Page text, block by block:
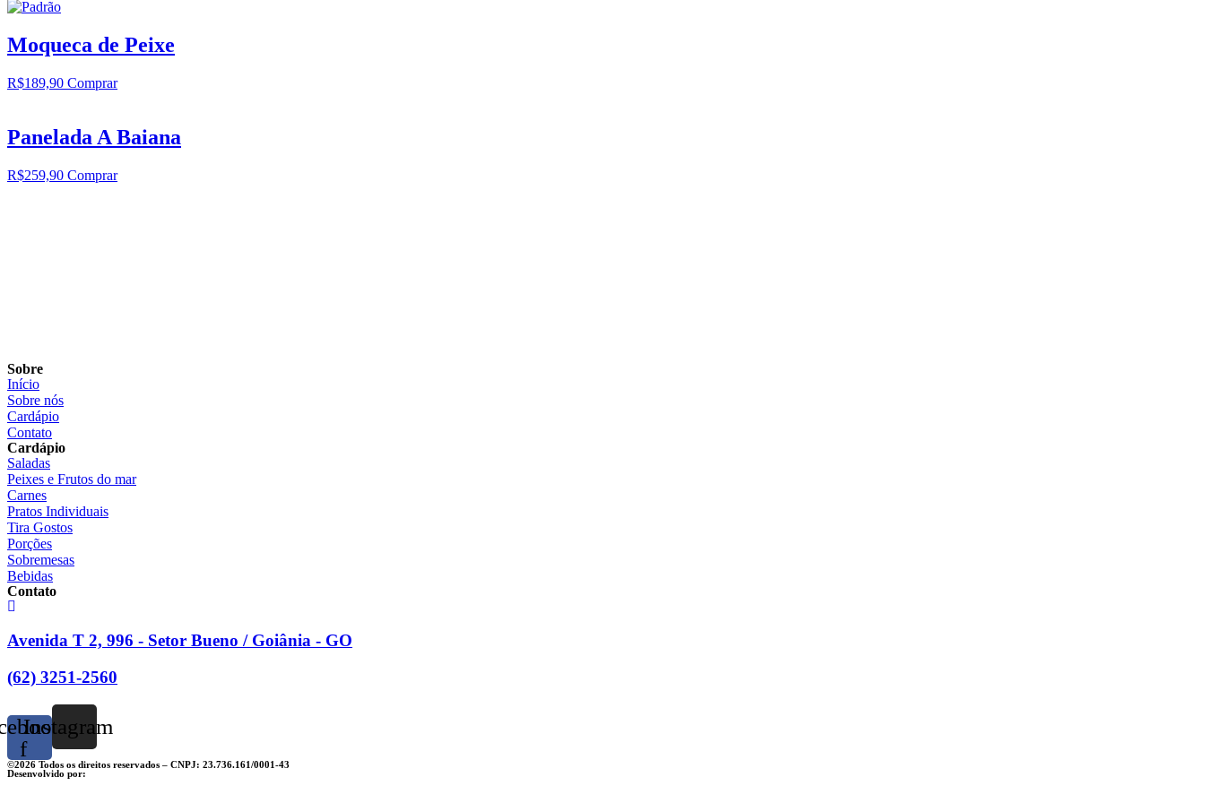
Moqueca de Peixe
R$189,90 Comprar
Panelada A Baiana
R$259,90 Comprar
Sobre
Início
Sobre nós
Cardápio
Contato
Cardápio
Saladas
Peixes e Frutos do mar
Carnes
Pratos Individuais
Tira Gostos
Porções
Sobremesas
Bebidas
Contato
Avenida T 2, 996 - Setor Bueno / Goiânia - GO
(62) 3251-2560
f
Instagram
©2026 Todos os direitos reservados – CNPJ: 23.736.161/0001-43
Desenvolvido por: